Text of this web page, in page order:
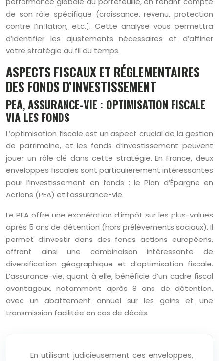
de son rôle spécifique (croissance, revenu, protection
contre l’inflation, etc.). Cette analyse vous permettra
d’identifier les ajustements nécessaires et d’affiner
votre stratégie au fil du temps.
ASPECTS FISCAUX ET RÉGLEMENTAIRES
DES FONDS D’INVESTISSEMENT
PEA, ASSURANCE-VIE : OPTIMISATION FISCALE
VIA LES FONDS
L’optimisation fiscale est un aspect crucial de la gestion
de patrimoine, et les fonds d’investissement peuvent
jouer un rôle clé dans cette stratégie. En France, deux
enveloppes fiscales sont particulièrement intéressantes
pour l’investissement en fonds : le Plan d’Épargne en
Actions (PEA) et l’assurance-vie.
Le PEA offre une exonération d’impôt sur les plus-values
après 5 ans de détention (hors prélèvements sociaux). Il
permet d’investir dans des fonds actions européens,
offrant ainsi une combinaison intéressante de
diversification géographique et d’optimisation fiscale.
L’assurance-vie, quant à elle, bénéficie d’un cadre fiscal
avantageux, notamment après 8 ans de détention,
avec un abattement annuel sur les gains et une
transmission facilitée en cas de décès.
En utilisant judicieusement ces enveloppes,